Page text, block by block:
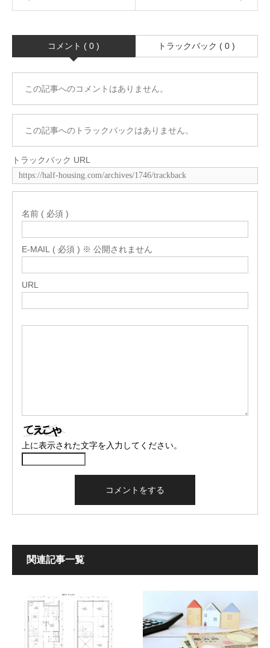
コメント ( 0 ) トラックバック ( 0 )
この記事へのコメントはありません。
この記事へのトラックバックはありません。
トラックバック URL
名前 ( 必須 )
E-MAIL ( 必須 ) ※ 公開されません
URL
上に表示された文字を入力してください。
関連記事一覧